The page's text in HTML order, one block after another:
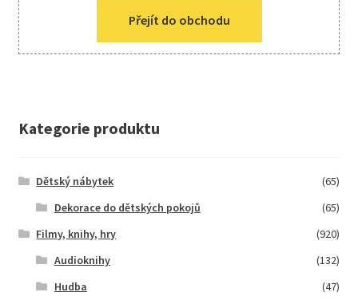
Přejít do obchodu
Kategorie produktu
Dětský nábytek
(65)
Dekorace do dětských pokojů
(65)
Filmy, knihy, hry
(920)
Audioknihy
(132)
Hudba
(47)